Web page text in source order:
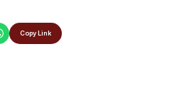
Copy Link